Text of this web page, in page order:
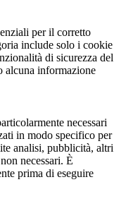
per il corretto
include solo i cookie
di sicurezza del
alcuna informazione
necessari
in modo specifico per
analisi, pubblicità, altri
necessari. È
prima di eseguire